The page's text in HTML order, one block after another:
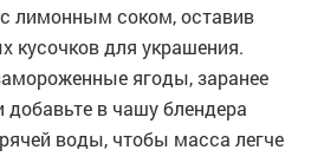
лимонным соком, оставив
кусочков для украшения.
ягоды, заранее
добавьте в чашу блендера
воды, чтобы масса легче